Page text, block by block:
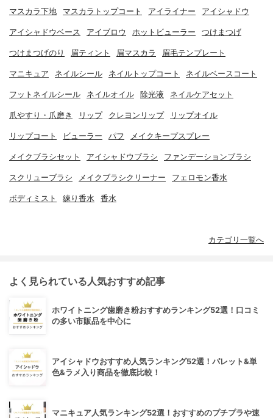
マスカラ下地 マスカラトップコート アイライナー アイシャドウ
アイシャドウベース アイブロウ ホットビューラー つけまつげ
つけまつげのり 眉ティント 眉マスカラ 眉毛テンプレート
マニキュア ネイルシール ネイルトップコート ネイルベースコート
フットネイルシール ネイルオイル 除光液 ネイルケアセット
爪やすり・爪磨き リップ クレヨンリップ リップオイル
リップコート ビューラー パフ メイクキープスプレー
メイクブラシセット アイシャドウブラシ ファンデーションブラシ
スクリューブラシ メイクブラシクリーナー フェロモン香水
ボディミスト 練り香水 香水
カテゴリ一覧へ
よく見られている人気おすすめ記事
ホワイトニング歯磨き粉おすすめランキング52選！口コミ
の多い市販品を中心に
アイシャドウおすすめ人気ランキング52選！パレット&単
色&ラメ入り商品を徹底比較！
マニキュア人気ランキング52選！おすすめのプチプラや速